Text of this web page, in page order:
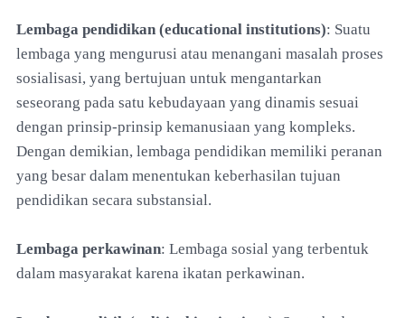
Lembaga pendidikan (educational institutions): Suatu
lembaga yang mengurusi atau menangani masalah proses
sosialisasi, yang bertujuan untuk mengantarkan
seseorang pada satu kebudayaan yang dinamis sesuai
dengan prinsip-prinsip kemanusiaan yang kompleks.
Dengan demikian, lembaga pendidikan memiliki peranan
yang besar dalam menentukan keberhasilan tujuan
pendidikan secara substansial.
Lembaga perkawinan: Lembaga sosial yang terbentuk
dalam masyarakat karena ikatan perkawinan.